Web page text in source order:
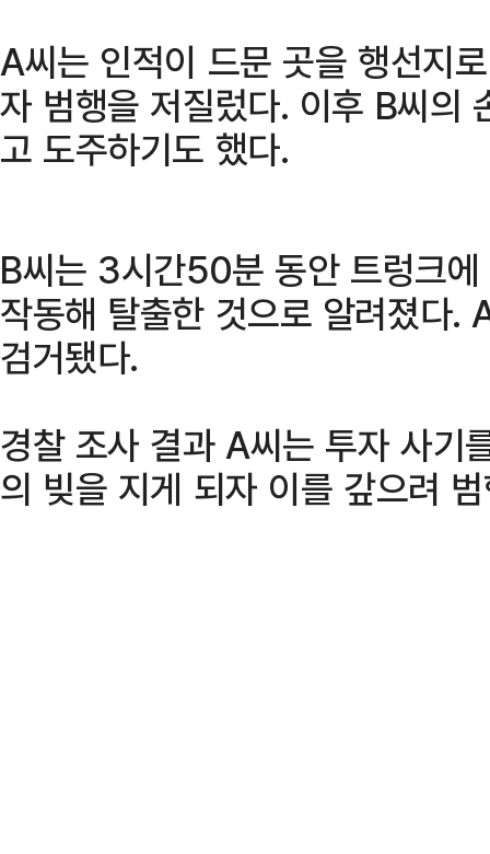
A씨는 인적이 드문 곳을 행선지
자 범행을 저질렀다. 이후 B씨의
고 도주하기도 했다.
B씨는 3시간50분 동안 트렁크
작동해 탈출한 것으로 알려졌다.
검거됐다.
경찰 조사 결과 A씨는 투자 사
의 빚을 지게 되자 이를 갚으려